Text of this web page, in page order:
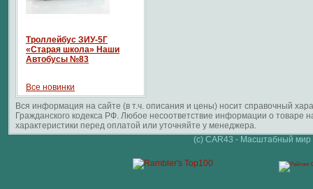
Троллейбус ЗИУ-5Г
«Старая школа» Наши
Автобусы №83
Все новинки
Вся информация на сайте (в т.ч. описания и цены) носит справочный
Гражданского кодекса РФ. Любое несоответствие информации о
характеристики перед оплатой или уточняйте у менеджера.
(c) CAR43 - Масштабный мир